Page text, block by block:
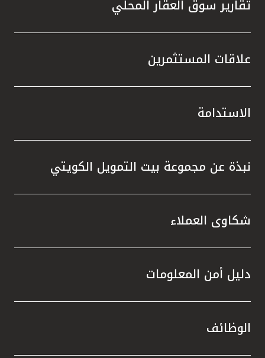
تقارير سوق العقار المحلي
علاقات المستثمرين
الاستدامة
نبذة عن مجموعة بيت التمويل الكويتي
شكاوى العملاء
دليل أمن المعلومات
الوظائف